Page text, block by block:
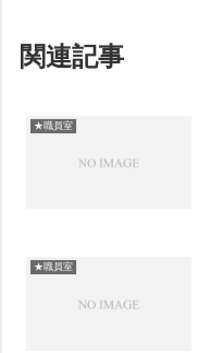
関連記事
★職員室
★職員室